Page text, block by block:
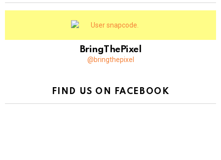
BringThePixel
@bringthepixel
FIND US ON FACEBOOK